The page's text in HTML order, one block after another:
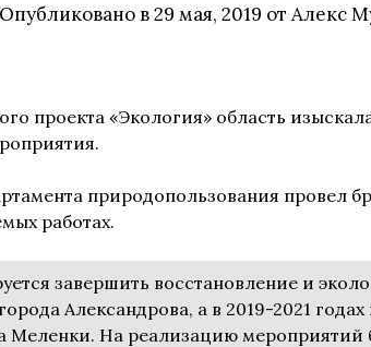
Опубликовано в29 мая, 2019 отАлекс
проекта «Экология» область
природопользования провел
работах.
завершить восстановление и
Александрова, а в 2019-2021
Меленки. На реализацию мероприятий